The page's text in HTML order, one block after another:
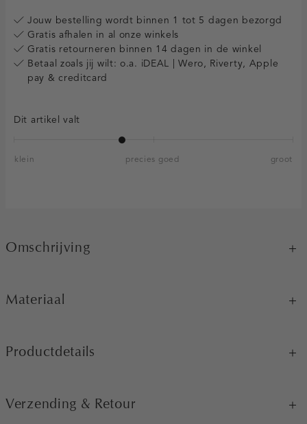
Jouw bestelling wordt binnen 1 tot 5 dagen bezorgd
Gratis afhalen in al onze winkels
Gratis retourneren binnen 14 dagen in de winkel
Betaal zoals jij wilt: o.a. iDEAL | Wero, Riverty, Apple
pay & creditcard
Dit artikel valt
klein precies goed groot
Omschrijving
Materiaal
Productdetails
Verzending & Retour